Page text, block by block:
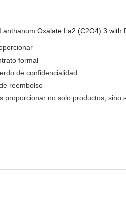
formal
de confidencialidad
reembolso
proporcionar no solo productos, sino